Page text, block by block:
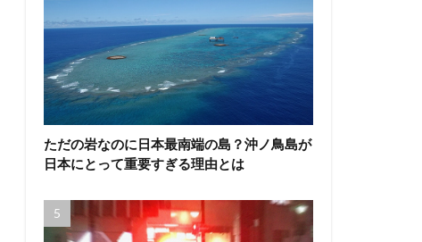
ただの岩なのに日本最南端の島？沖ノ鳥島が
日本にとって重要すぎる理由とは